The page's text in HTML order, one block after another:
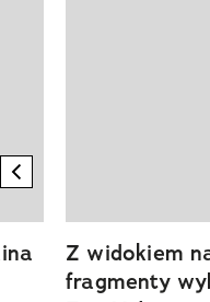
previous element
Z widokiem
fragmenty